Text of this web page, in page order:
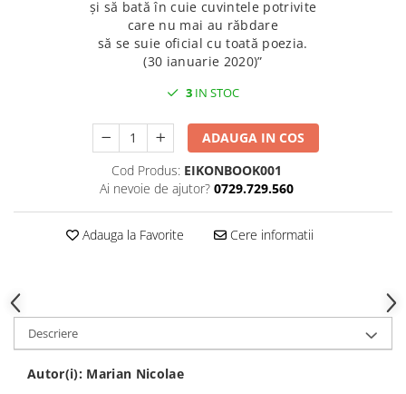
și să bată în cuie cuvintele potrivite
care nu mai au răbdare
să se suie oficial cu toată poezia.
(30 ianuarie 2020)”
3 IN STOC
ADAUGA IN COS
Cod Produs: EIKONBOOK001
Ai nevoie de ajutor? 0729.729.560
Adauga la Favorite Cere informatii
Descriere
Autor(i): Marian Nicolae